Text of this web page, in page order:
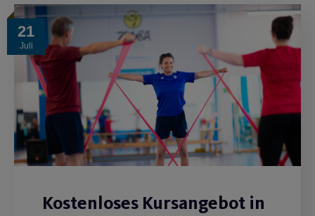
21
Juli
Kostenloses Kursangebot in